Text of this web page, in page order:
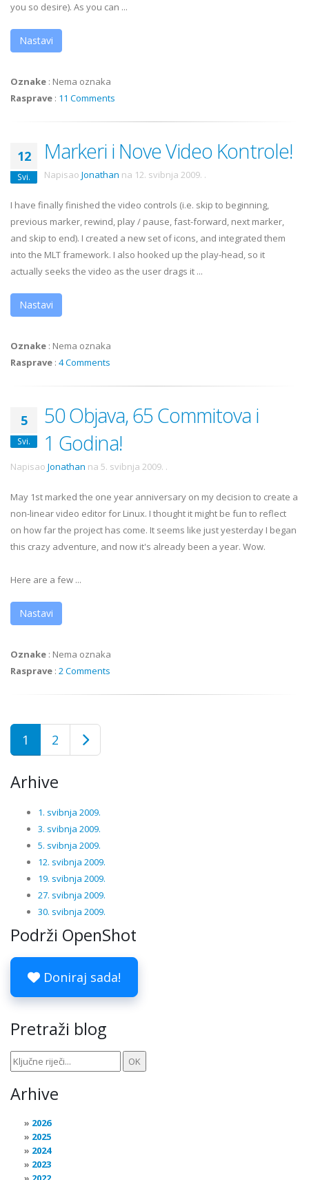
you so desire). As you can ...
Nastavi
Oznake : Nema oznaka
Rasprave : 11 Comments
12
Svi.
Markeri i Nove Video Kontrole!
Napisao Jonathan na 12. svibnja 2009. .
I have finally finished the video controls (i.e. skip to beginning,
previous marker, rewind, play / pause, fast-forward, next marker,
and skip to end). I created a new set of icons, and integrated them
into the MLT framework. I also hooked up the play-head, so it
actually seeks the video as the user drags it ...
Nastavi
Oznake : Nema oznaka
Rasprave : 4 Comments
5
Svi.
50 Objava, 65 Commitova i
1 Godina!
Napisao Jonathan na 5. svibnja 2009. .
May 1st marked the one year anniversary on my decision to create a
non-linear video editor for Linux. I thought it might be fun to reflect
on how far the project has come. It seems like just yesterday I began
this crazy adventure, and now it's already been a year. Wow.
Here are a few ...
Nastavi
Oznake : Nema oznaka
Rasprave : 2 Comments
1 2
Arhive
1. svibnja 2009.
3. svibnja 2009.
5. svibnja 2009.
12. svibnja 2009.
19. svibnja 2009.
27. svibnja 2009.
30. svibnja 2009.
Podrži OpenShot
Doniraj sada!
Pretraži blog
Arhive
2026
2025
2024
2023